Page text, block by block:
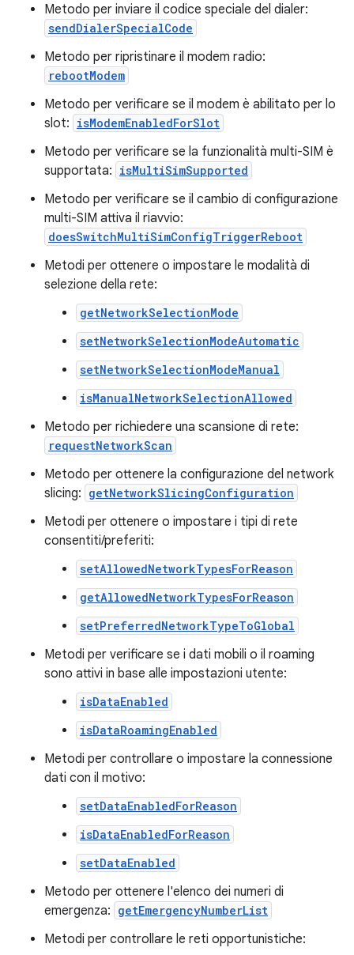
Metodo per inviare il codice speciale del dialer:
sendDialerSpecialCode
Metodo per ripristinare il modem radio:
rebootModem
Metodo per verificare se il modem è abilitato per lo
slot: isModemEnabledForSlot
Metodo per verificare se la funzionalità multi-SIM è
supportata: isMultiSimSupported
Metodo per verificare se il cambio di configurazione
multi-SIM attiva il riavvio:
doesSwitchMultiSimConfigTriggerReboot
Metodi per ottenere o impostare le modalità di
selezione della rete:
getNetworkSelectionMode
setNetworkSelectionModeAutomatic
setNetworkSelectionModeManual
isManualNetworkSelectionAllowed
Metodo per richiedere una scansione di rete:
requestNetworkScan
Metodo per ottenere la configurazione del network
slicing: getNetworkSlicingConfiguration
Metodi per ottenere o impostare i tipi di rete
consentiti/preferiti:
setAllowedNetworkTypesForReason
getAllowedNetworkTypesForReason
setPreferredNetworkTypeToGlobal
Metodi per verificare se i dati mobili o il roaming
sono attivi in base alle impostazioni utente:
isDataEnabled
isDataRoamingEnabled
Metodi per controllare o impostare la connessione
dati con il motivo:
setDataEnabledForReason
isDataEnabledForReason
setDataEnabled
Metodo per ottenere l'elenco dei numeri di
emergenza: getEmergencyNumberList
Metodi per controllare le reti opportunistiche: